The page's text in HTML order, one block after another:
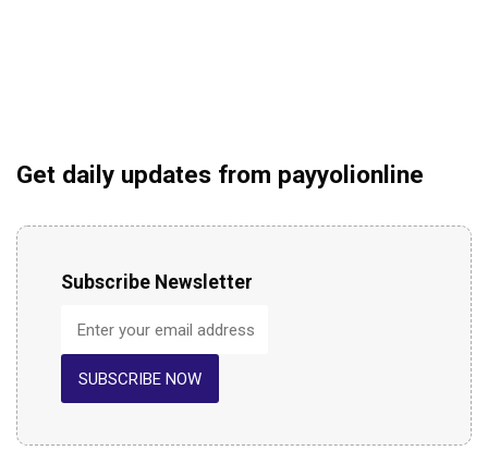
Get daily updates from payyolionline
Subscribe Newsletter
SUBSCRIBE NOW